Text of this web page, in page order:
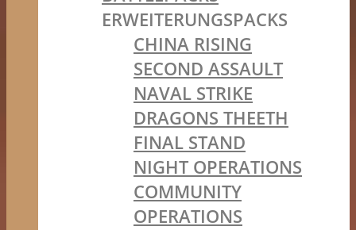
ERWEITERUNGSPACKS
CHINA RISING
SECOND ASSAULT
NAVAL STRIKE
DRAGONS THEETH
FINAL STAND
NIGHT OPERATIONS
COMMUNITY
OPERATIONS